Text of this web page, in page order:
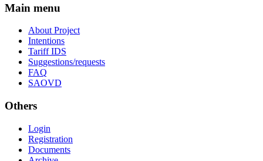
Main menu
About Project
Intentions
Tariff IDS
Suggestions/requests
FAQ
SAOVD
Others
Login
Registration
Documents